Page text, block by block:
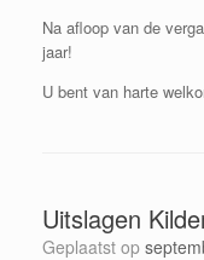
Na afloop van de
jaar!
U bent van harte
Uitslagen
Geplaatst op